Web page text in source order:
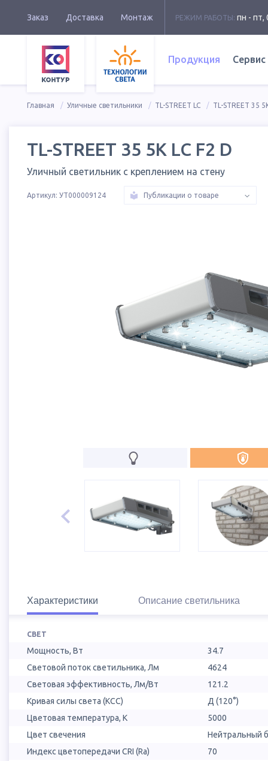
Заказ Доставка Монтаж РЕЖИМ РАБОТЫ: пн - пт,
Продукция Сервис
Главная Уличные светильники TL-STREET LC TL-STREET 35
TL-STREET 35 5K LC F2 D
Уличный светильник с креплением на стену
Артикул: УТ000009124 Публикации о товаре
Характеристики Описание светильника
СВЕТ
Мощность, Вт
34.7
Световой поток светильника, Лм
4624
Световая эффективность, Лм/Вт
121.2
Кривая силы света (КСС)
Д (120°)
Цветовая температура, К
5000
Цвет свечения
Нейтральный
Индекс цветопередачи CRI (Ra)
70